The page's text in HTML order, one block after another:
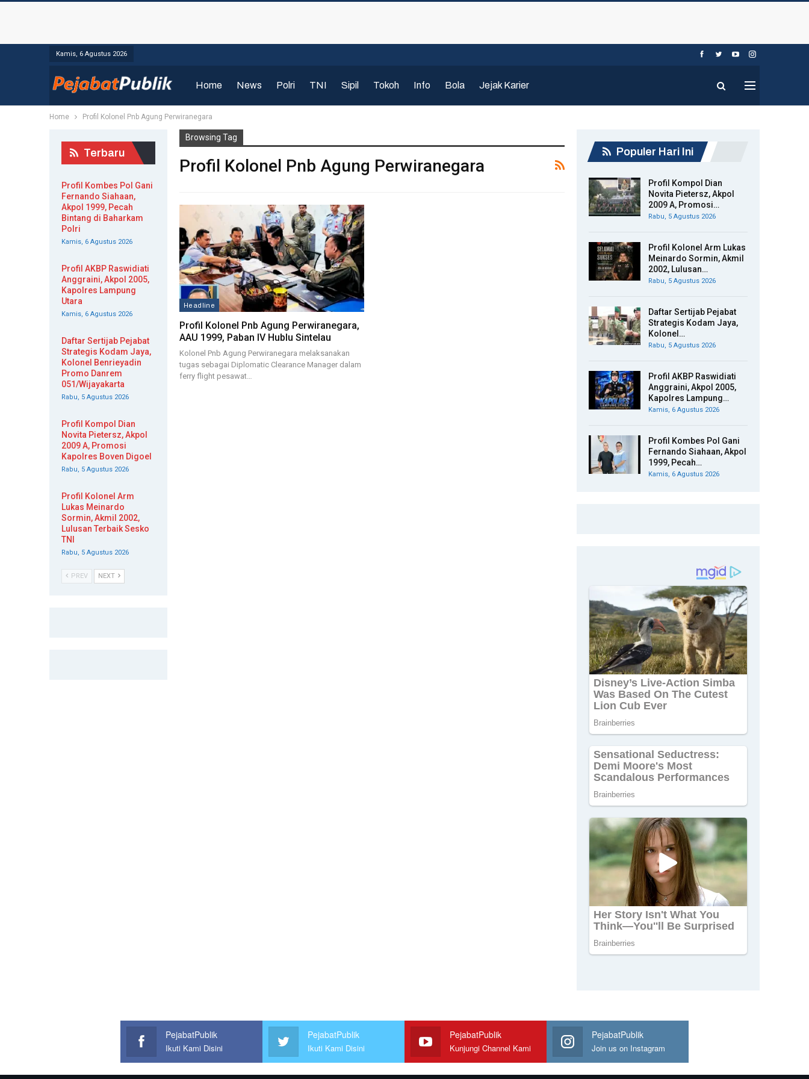
Kamis, 6 Agustus 2026
Home News Polri TNI Sipil Tokoh Info Bola Jejak Karier
Home Profil Kolonel Pnb Agung Perwiranegara
Browsing Tag
Profil Kolonel Pnb Agung Perwiranegara
Headline
Profil Kolonel Pnb Agung Perwiranegara,
AAU 1999, Paban IV Hublu Sintelau
Kolonel Pnb Agung Perwiranegara melaksanakan
tugas sebagai Diplomatic Clearance Manager dalam
ferry flight pesawat…
Populer Hari Ini
Profil Kompol Dian
Novita Pietersz, Akpol
2009 A, Promosi…
Rabu, 5 Agustus 2026
Profil Kolonel Arm Lukas
Meinardo Sormin, Akmil
2002, Lulusan…
Rabu, 5 Agustus 2026
Daftar Sertijab Pejabat
Strategis Kodam Jaya,
Kolonel…
Rabu, 5 Agustus 2026
Profil AKBP Raswidiati
Anggraini, Akpol 2005,
Kapolres Lampung…
Kamis, 6 Agustus 2026
Profil Kombes Pol Gani
Fernando Siahaan, Akpol
1999, Pecah…
Kamis, 6 Agustus 2026
Terbaru
Profil Kombes Pol Gani
Fernando Siahaan,
Akpol 1999, Pecah
Bintang di Baharkam
Polri
Kamis, 6 Agustus 2026
Profil AKBP Raswidiati
Anggraini, Akpol 2005,
Kapolres Lampung
Utara
Kamis, 6 Agustus 2026
Daftar Sertijab Pejabat
Strategis Kodam Jaya,
Kolonel Benrieyadin
Promo Danrem
051/Wijayakarta
Rabu, 5 Agustus 2026
Profil Kompol Dian
Novita Pietersz, Akpol
2009 A, Promosi
Kapolres Boven Digoel
Rabu, 5 Agustus 2026
Profil Kolonel Arm
Lukas Meinardo
Sormin, Akmil 2002,
Lulusan Terbaik Sesko
TNI
Rabu, 5 Agustus 2026
PREV NEXT
PejabatPublik
Ikuti Kami Disini
PejabatPublik
Ikuti Kami Disini
PejabatPublik
Kunjungi Channel Kami
PejabatPublik
Join us on Instagram